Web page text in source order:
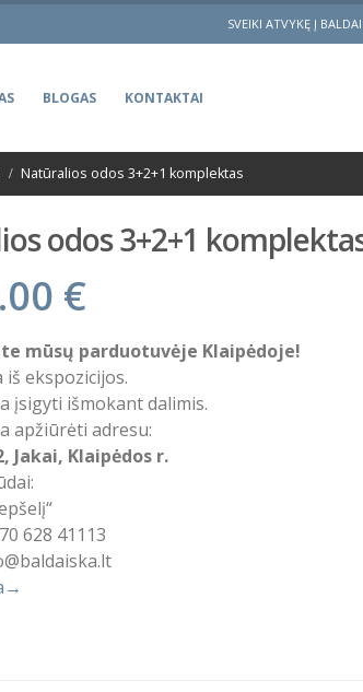
SVEIKI ATVYKĘ Į
BLOGAS KONTAKTAI
Natūralios odos 3+2+1 komplektas
odos 3+2+1
€
mūsų parduotuvėje Klaipėdoje!
iš ekspozicijos.
įsigyti išmokant dalimis.
apžiūrėti adresu:
Jakai, Klaipėdos r.
628 41113